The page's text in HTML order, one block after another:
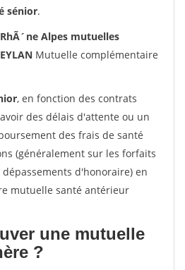
sénior.
Alpes mutuelles
Mutuelle complémentaire
, en fonction des contrats
des délais d'attente ou un
des frais de santé
(généralement sur les forfaits
d'honoraire) en
mutuelle santé antérieur
une mutuelle
?